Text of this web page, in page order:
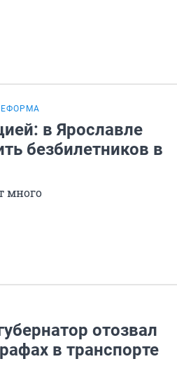
в Ярославле
безбилетников в
много
отозвал
в транспорте